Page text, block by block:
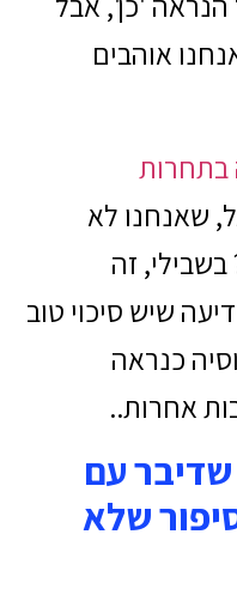
אוהבים
בתחרות
שאנחנו לא
זה
שיש סיכוי טוב
כנראה
אחרות..
עם
שלא